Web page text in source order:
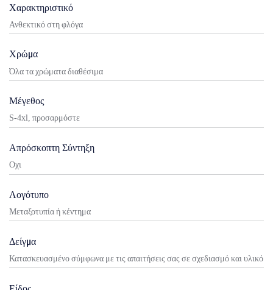
Χαρακτηριστικό
Ανθεκτικό στη φλόγα
Χρώμα
Όλα τα χρώματα διαθέσιμα
Μέγεθος
S-4xl, προσαρμόστε
Απρόσκοπτη Σύντηξη
Οχι
Λογότυπο
Μεταξοτυπία ή κέντημα
Δείγμα
Κατασκευασμένο σύμφωνα με τις απαιτήσεις σας σε σχεδιασμό και υλικό